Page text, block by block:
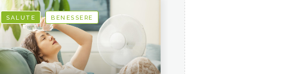
SALUTE BENESSERE